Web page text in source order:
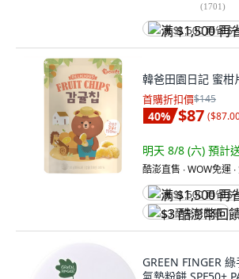
(1701)
满 $1,500 再省
韓爸田園日記 蜜
首購折扣價$145
40% $87 (
明天 8/8 (六) 預計
酷澎直售 ∙ WOW免運
满 $1,500 再省
$3 酷澎幣回饋
GREEN FINGER